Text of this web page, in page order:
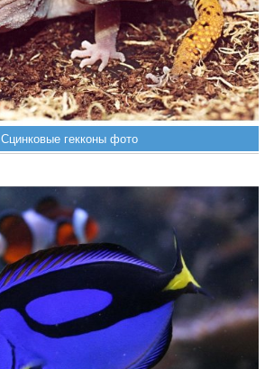
Сцинковые гекконы фото